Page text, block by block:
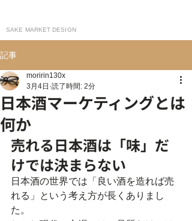
SAKE MARKET DESIGN
記事
日本酒マーケティングとは
何か
moririn130x
3月4日 読了時間: 2分
売れる日本酒は「味」だ
けでは決まらない
日本酒の世界では「良い酒を造れば売
れる」という考え方が長くありまし
た。